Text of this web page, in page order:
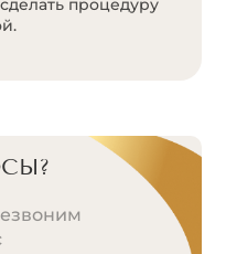
процедуру